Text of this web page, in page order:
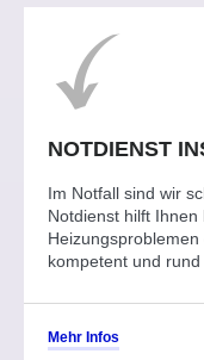
NOTDIENST
Im Notfall sind wir
Notdienst hilft Ihnen
kompetent und
Mehr Infos